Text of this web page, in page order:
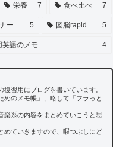
栄養 7 食べ比べ 7
ー 5 図脳rapid 5
英語のメモ 4
習用にブログを書いています。
めのメモ帳」、略して「フラっと
楽系の内容をまとめていこうと思
めていきますので、暇つぶしにど